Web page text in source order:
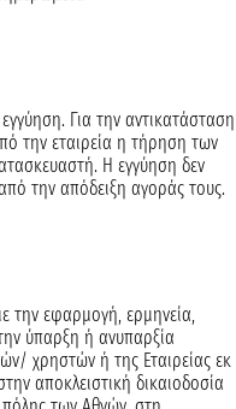
Για την αντικατάσταση
την εταιρεία η τήρηση των
Η εγγύηση δεν
την απόδειξη αγοράς τους.
την εφαρμογή, ερμηνεία,
ύπαρξη ή ανυπαρξία
χρηστών ή της Εταιρείας εκ
αποκλειστική δικαιοδοσία